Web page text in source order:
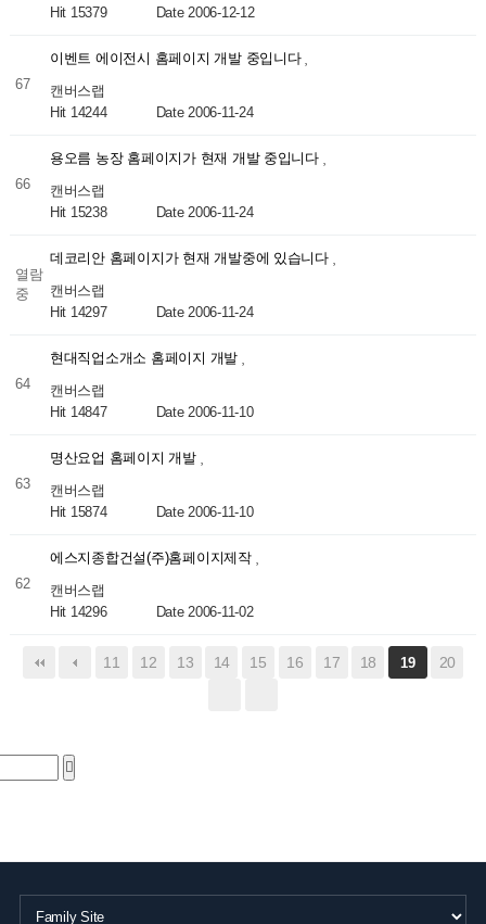
Hit 15379 Date 2006-12-12
67
이벤트 에이전시 홈페이지 개발 중입니다
캔버스랩
Hit 14244 Date 2006-11-24
66
용오름 농장 홈페이지가 현재 개발 중입니다
캔버스랩
Hit 15238 Date 2006-11-24
열람
중
데코리안 홈페이지가 현재 개발중에 있습니다
캔버스랩
Hit 14297 Date 2006-11-24
64
현대직업소개소 홈페이지 개발
캔버스랩
Hit 14847 Date 2006-11-10
63
명산요업 홈페이지 개발
캔버스랩
Hit 15874 Date 2006-11-10
62
에스지종합건설(주)홈페이지제작
캔버스랩
Hit 14296 Date 2006-11-02
11 12 13 14 15 16 17 18 19 20